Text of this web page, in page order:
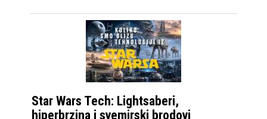
Star Wars Tech: Lightsaberi,
hiperbrzina i svemirski brodovi